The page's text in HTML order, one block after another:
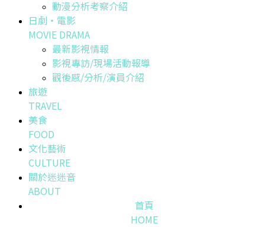
動漫分析考察介紹
日劇・電影
MOVIE DRAMA
最新影視情報
影視專訪/現場活動報導
觀後感/分析/演員介紹
旅遊
TRAVEL
美食
FOOD
文化藝術
CULTURE
關於迷迷音
ABOUT
首頁
HOME